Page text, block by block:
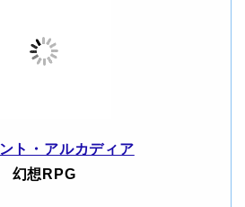
ト・アルカディア
幻想RPG